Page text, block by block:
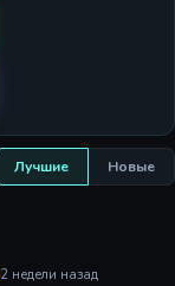
Лучшие Новые
2 недели назад